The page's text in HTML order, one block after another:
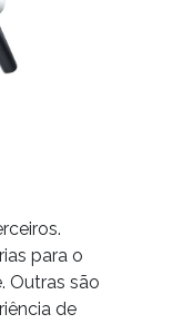
da
para o
Outras são
de